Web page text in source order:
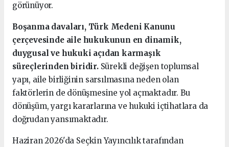
görünüyor.
Boşanma davaları, Türk Medeni Kanunu
çerçevesinde aile hukukunun en dinamik,
duygusal ve hukuki açıdan karmaşık
süreçlerinden biridir.Sürekli değişen toplumsal
yapı, aile birliğinin sarsılmasına neden olan
faktörlerin de dönüşmesine yol açmaktadır. Bu
dönüşüm, yargı kararlarına ve hukuki içtihatlara da
doğrudan yansımaktadır.
Haziran 2026'da Seçkin Yayıncılık tarafından